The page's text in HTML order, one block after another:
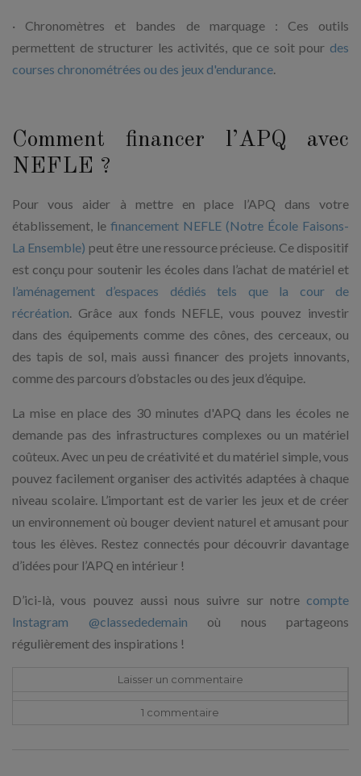
· Chronomètres et bandes de marquage : Ces outils
permettent de structurer les activités, que ce soit pour des
courses chronométrées ou des jeux d'endurance.
Comment financer l’APQ avec
NEFLE ?
Pour vous aider à mettre en place l’APQ dans votre
établissement, le financement NEFLE (Notre École Faisons-
La Ensemble) peut être une ressource précieuse. Ce dispositif
est conçu pour soutenir les écoles dans l’achat de matériel et
l’aménagement d’espaces dédiés tels que la cour de
récréation. Grâce aux fonds NEFLE, vous pouvez investir
dans des équipements comme des cônes, des cerceaux, ou
des tapis de sol, mais aussi financer des projets innovants,
comme des parcours d’obstacles ou des jeux d’équipe.
La mise en place des 30 minutes d'APQ dans les écoles ne
demande pas des infrastructures complexes ou un matériel
coûteux. Avec un peu de créativité et du matériel simple, vous
pouvez facilement organiser des activités adaptées à chaque
niveau scolaire. L’important est de varier les jeux et de créer
un environnement où bouger devient naturel et amusant pour
tous les élèves. Restez connectés pour découvrir davantage
d’idées pour l’APQ en intérieur !
D’ici-là, vous pouvez aussi nous suivre sur notre compte
Instagram @classededemain où nous partageons
régulièrement des inspirations !
Laisser un commentaire
1 commentaire